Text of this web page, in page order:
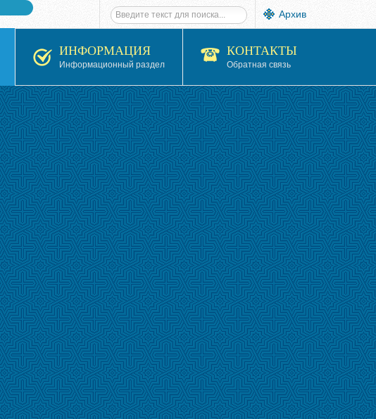
Архив
ИНФОРМАЦИЯ
Информационный раздел
КОНТАКТЫ
Обратная связь